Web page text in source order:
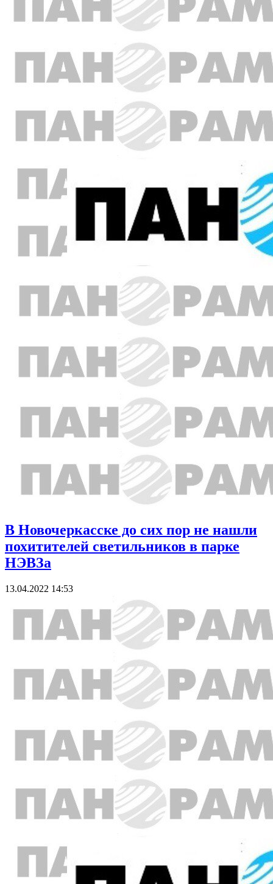
В Новочеркасске до сих пор не нашли
похитителей светильников в парке
НЭВЗа
13.04.2022 14:53